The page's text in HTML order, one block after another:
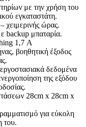
με την χρήση του
εγκαταστάτη.
χειμερινής ώρας.
backup μπαταρία.
1,7 Α
βοηθητική έξοδος
δεδομένα
της εξόδου
28cm x 28cm x
για εύκολη
του.